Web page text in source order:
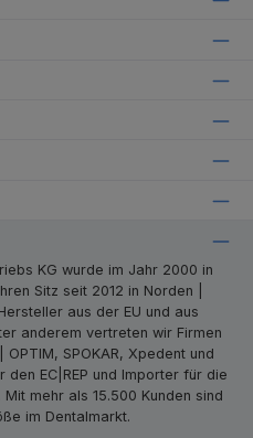
KG wurde im Jahr 2000 in
Sitz seit 2012 in Norden |
aus der EU und aus
anderem vertreten wir Firmen
SPOKAR, Xpedent und
den EC|REP und Importer für die
mehr als 15.500 Kunden sind
im Dentalmarkt.